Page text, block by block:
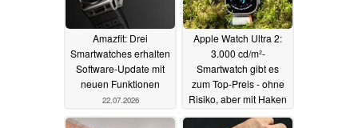
Amazfit: Drei
Smartwatches erhalten
Software-Update mit
neuen Funktionen
22.07.2026
Apple Watch Ultra 2:
3.000 cd/m²-
Smartwatch gibt es
zum Top-Preis - ohne
Risiko, aber mit Haken
20.07.2026